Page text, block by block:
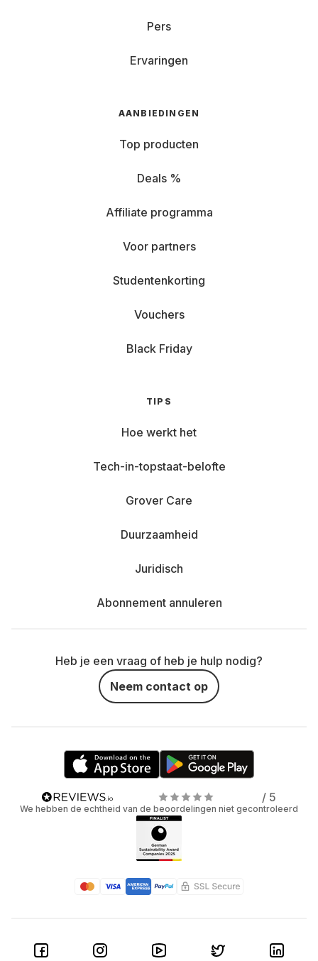
Pers
Ervaringen
AANBIEDINGEN
Top producten
Deals %
Affiliate programma
Voor partners
Studentenkorting
Vouchers
Black Friday
TIPS
Hoe werkt het
Tech-in-topstaat-belofte
Grover Care
Duurzaamheid
Juridisch
Abonnement annuleren
Heb je een vraag of heb je hulp nodig?
Neem contact op
/ 5
We hebben de echtheid van de beoordelingen niet gecontroleerd